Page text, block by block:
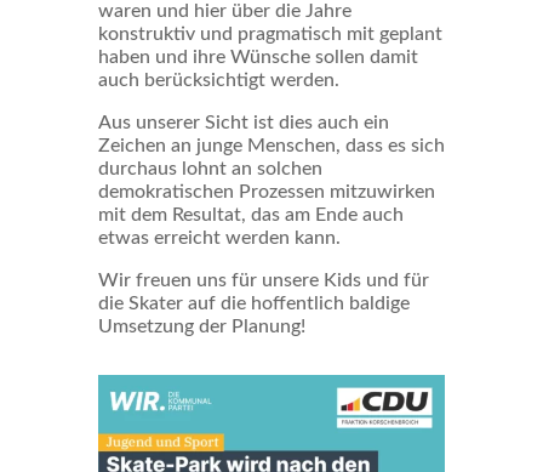
waren und hier über die Jahre
konstruktiv und pragmatisch mit geplant
haben und ihre Wünsche sollen damit
auch berücksichtigt werden.
Aus unserer Sicht ist dies auch ein
Zeichen an junge Menschen, dass es sich
durchaus lohnt an solchen
demokratischen Prozessen mitzuwirken
mit dem Resultat, das am Ende auch
etwas erreicht werden kann.
Wir freuen uns für unsere Kids und für
die Skater auf die hoffentlich baldige
Umsetzung der Planung!